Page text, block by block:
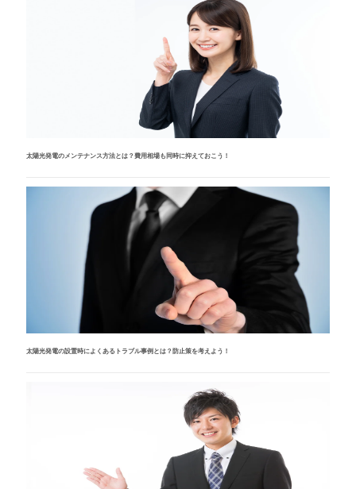
太陽光発電のメンテナンス方法とは？費用相場も同時に抑えておこう！
太陽光発電の設置時によくあるトラブル事例とは？防止策を考えよう！